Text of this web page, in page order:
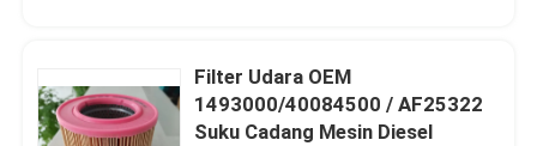
Kontrol kualitas
Filter Udara OEM
1493000/40084500 / AF25322
Suku Cadang Mesin Diesel